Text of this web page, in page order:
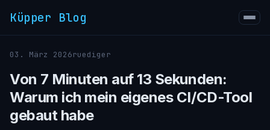
Küpper Blog
03. März 2026ruediger
Von 7 Minuten auf 13 Sekunden:
Warum ich mein eigenes CI/CD-Tool
gebaut habe